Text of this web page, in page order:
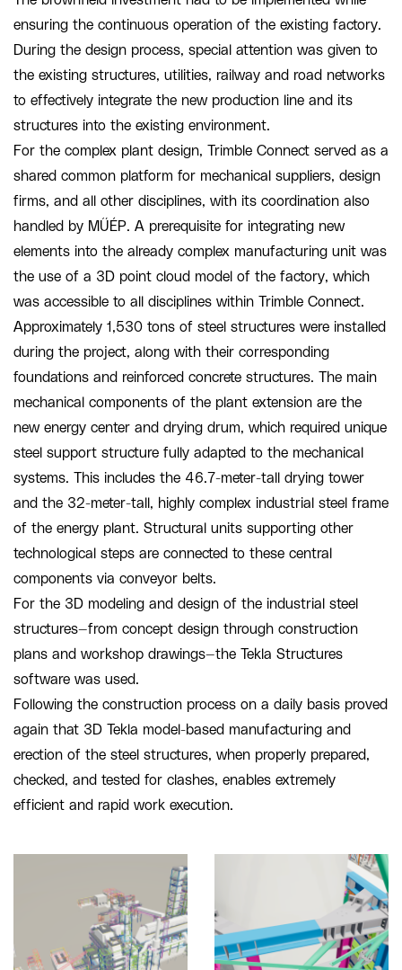
ensuring the continuous operation of the existing factory.
During the design process, special attention was given to
the existing structures, utilities, railway and road networks
to effectively integrate the new production line and its
structures into the existing environment.
For the complex plant design, Trimble Connect served as a
shared common platform for mechanical suppliers, design
firms, and all other disciplines, with its coordination also
handled by MŰÉP. A prerequisite for integrating new
elements into the already complex manufacturing unit was
the use of a 3D point cloud model of the factory, which
was accessible to all disciplines within Trimble Connect.
Approximately 1,530 tons of steel structures were installed
during the project, along with their corresponding
foundations and reinforced concrete structures. The main
mechanical components of the plant extension are the
new energy center and drying drum, which required unique
steel support structure fully adapted to the mechanical
systems. This includes the 46.7-meter-tall drying tower
and the 32-meter-tall, highly complex industrial steel frame
of the energy plant. Structural units supporting other
technological steps are connected to these central
components via conveyor belts.
For the 3D modeling and design of the industrial steel
structures—from concept design through construction
plans and workshop drawings—the Tekla Structures
software was used.
Following the construction process on a daily basis proved
again that 3D Tekla model-based manufacturing and
erection of the steel structures, when properly prepared,
checked, and tested for clashes, enables extremely
efficient and rapid work execution.